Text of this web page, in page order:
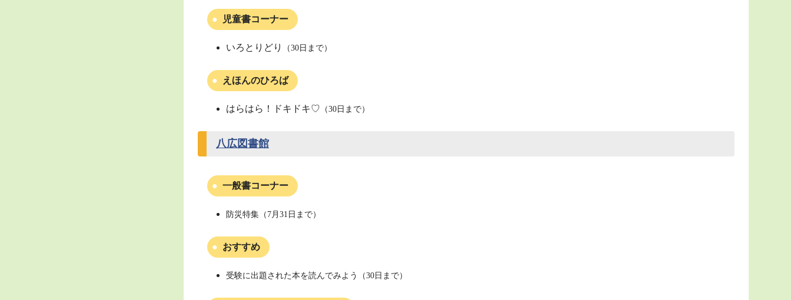
児童書コーナー
いろとりどり （30日まで）
えほんのひろば
はらはら！ドキドキ♡ （30日まで）
八広図書館
一般書コーナー
防災特集（7月31日まで）
おすすめ
受験に出題された本を読んでみよう（30日まで）